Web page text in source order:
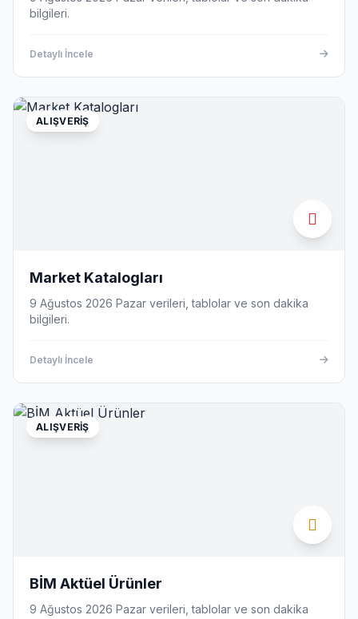
bilgileri.
Detaylı İncele
ALIŞVERIŞ
Market Katalogları
9 Ağustos 2026 Pazar verileri, tablolar ve son dakika
bilgileri.
Detaylı İncele
ALIŞVERIŞ
BİM Aktüel Ürünler
9 Ağustos 2026 Pazar verileri, tablolar ve son dakika